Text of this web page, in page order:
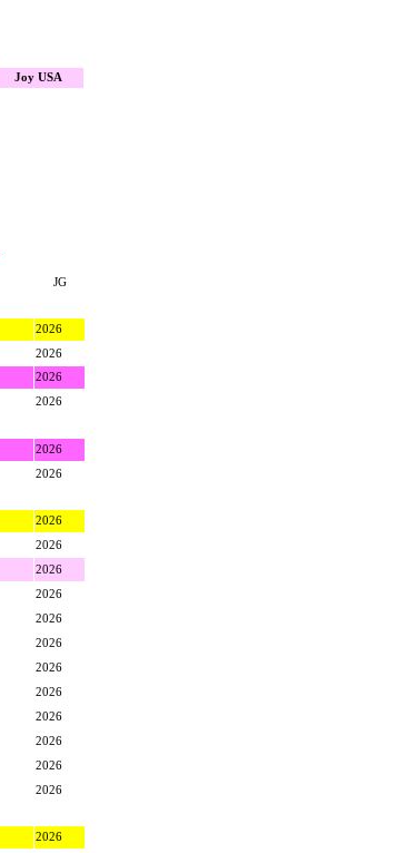
Joy USA
JG
2026
2026
2026
2026
2026
2026
2026
2026
2026
2026
2026
2026
2026
2026
2026
2026
2026
2026
2026